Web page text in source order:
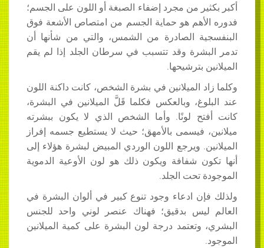
أكبر بكثير من مجرد إضفاء الصبغة أو اللون على الجسم؛
فدوره الأهم هو حماية الجسم من امتصاص الأشعة فوق
البنفسجية الصادرة من الشمس، والتي من شأنها أن
تدمر البشرة وقد تتسبب في سرطان الجلد إذا لم يقم
الميلانين بترشيحها.
وكلما زاد الميلانين في بشرة الشخص، كانت داكنة اللون
عند البلوغ، وبالعكس فكلما قَلَّ الميلانين في البشرة،
كانت أفتح لونًا. وأما الشخص الذي لا يكون ببشرته
ميلانين، فيسمى بالأمهق؛ حيث لا يستطيع جسمه إفراز
الميلانين. ويرجع اللون الوردي المبيض لبشرة هؤلاء إلى
أنها تكون شفافة ويكون ذلك هو لون الأوعية الدموية
الموجودة تحت الجلد.
ولذلك فإن ادعاء وجود تنوع كبير في ألوان البشرة في
العالم ليس بدقيق؛ فهناك عنصر لوني واحد للجنس
البشري، وتعتمد درجة لون البشرة على كمية الميلانين
الموجود.